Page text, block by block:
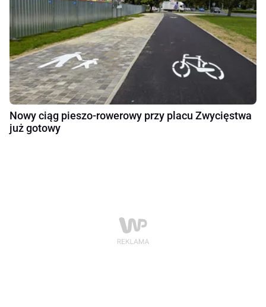
Nowy ciąg pieszo-rowerowy przy placu Zwycięstwa
już gotowy